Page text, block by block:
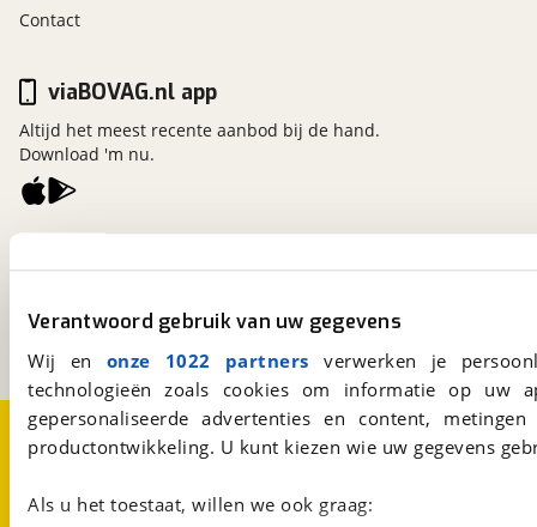
Verantwoord gebruik van uw gegevens
Wij en onze 1022 partners verwerken je
technologieën zoals cookies om informatie op
gepersonaliseerde advertenties en content,
productontwikkeling. U kunt kiezen wie uw gegevens
Als u het toestaat, willen we ook graag:
Contact
Een initiatief van
viaBOVAG.nl app
Altijd het meest recente aanbod bij de hand.
Download 'm nu.
Over viaBOVAG.nlDisclaimer- en Privacyverklaring
CookievoorkeurenVacatures